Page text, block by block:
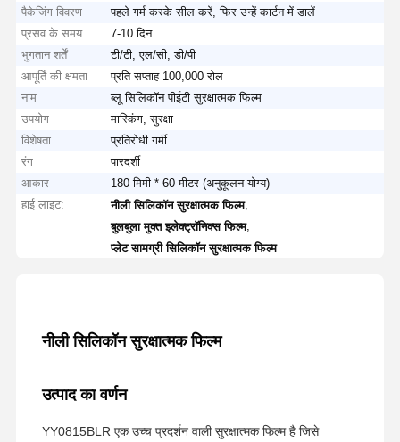
पैकेजिंग विवरण
पहले गर्म करके सील करें, फिर उन्हें कार्टन में डालें
प्रसव के समय
7-10 दिन
भुगतान शर्तें
टी/टी, एल/सी, डी/पी
आपूर्ति की क्षमता
प्रति सप्ताह 100,000 रोल
नाम
ब्लू सिलिकॉन पीईटी सुरक्षात्मक फिल्म
उपयोग
मास्किंग, सुरक्षा
विशेषता
प्रतिरोधी गर्मी
रंग
पारदर्शी
आकार
180 मिमी * 60 मीटर (अनुकूलन योग्य)
हाई लाइट:
नीली सिलिकॉन सुरक्षात्मक फिल्म,
बुलबुला मुक्त इलेक्ट्रॉनिक्स फिल्म,
प्लेट सामग्री सिलिकॉन सुरक्षात्मक फिल्म
नीली सिलिकॉन सुरक्षात्मक फिल्म
उत्पाद का वर्णन
YY0815BLR एक उच्च प्रदर्शन वाली सुरक्षात्मक फिल्म है जिसे